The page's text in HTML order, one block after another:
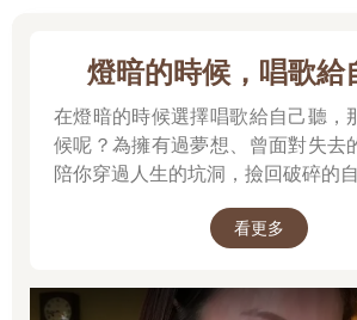
燈暗的時候，唱歌給
在燈暗的時候選擇唱歌給自己聽，
候呢？為擁有過夢想、曾面對失去
陪你穿過人生的坑洞，撿回破碎的自
看更多